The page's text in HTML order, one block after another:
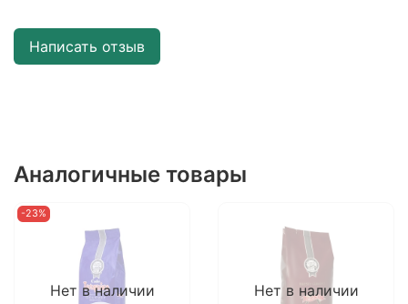
Написать отзыв
Аналогичные товары
Нет в наличии
-23%
Нет в наличии